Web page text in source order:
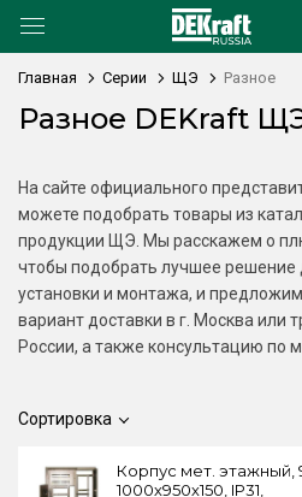
Главная Серии ЩЭ Разное
Разное DEKraft
На сайте официального
можете подобрать товары из
продукции ЩЭ. Мы расскажем о
чтобы подобрать лучшее решение
установки и монтажа, и
вариант доставки в г. Москва или
России, а также консультацию по
Сортировка
Корпус мет. этажный,
1000х950х150, IP31,